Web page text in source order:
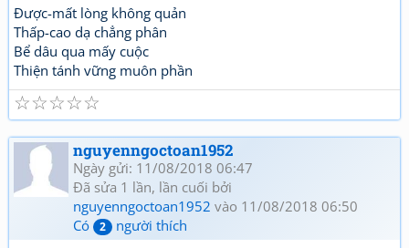
Được-mất lòng không quản
Thấp-cao dạ chẳng phân
Bể dâu qua mấy cuộc
Thiện tánh vững muôn phần
☆
☆
☆
☆
☆
nguyenngoctoan1952
Ngày gửi: 11/08/2018 06:47
Đã sửa 1 lần, lần cuối bởi
nguyenngoctoan1952 vào 11/08/2018 06:50
Có
2 người thích